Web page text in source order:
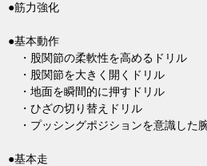
●筋力強化
●基本動作
・股関節の柔軟性を高めるドリル
・股関節を大きく開くドリル
・地面を瞬間的に押すドリル
・ひざの切り替えドリル
・プッシングポジションを意識した
●基本走